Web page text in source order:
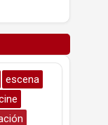
escena